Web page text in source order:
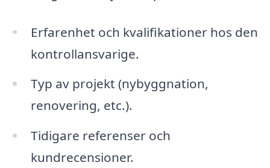
Erfarenhet och kvalifikationer hos den
kontrollansvarige.
Typ av projekt (nybyggnation,
renovering, etc.).
Tidigare referenser och
kundrecensioner.